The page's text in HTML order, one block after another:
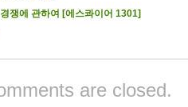
쟁에 관하여 [에스콰이어 1301]
are closed.